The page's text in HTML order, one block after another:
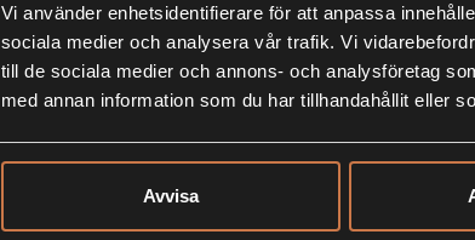
Vi använder enhetsidentifierare för att anpassa
sociala medier och analysera vår trafik. Vi
till de sociala medier och annons- och analysföretag
med annan information som du har tillhandahållit eller
Avvisa